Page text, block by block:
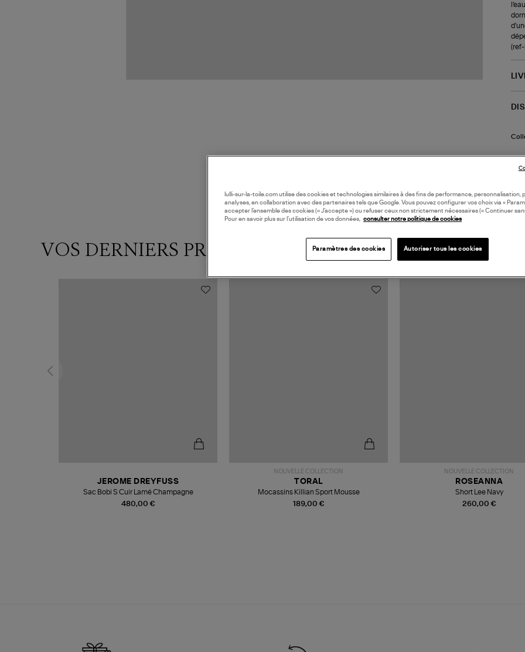
VOS DERNIERS PRODUITS VUS
480,00 €
JEROME DREYFUSS
Sac Bobi S Cuir Lamé Champagne
NOUVELLE COLLECTION
189,00 €
TORAL
Mocassins Killian Sport Mousse
NOUVELLE COLLECTION
260,00 €
ROSEANNA
Short Lee Navy
lulli-sur-la-toile.com utilise des cookies et technologies similaires à des fins de performance, personnalisation,
analyses, en collaboration avec des partenaires tels que Google. Vous pouvez configurer vos choix via «
accepter l’ensemble des cookies (« J’accepte ») ou refuser ceux non strictement nécessaires (« Continuer
Pour en savoir plus sur l’utilisation de vos données, consulter notre politique de cookies
Paramètres des cookies Autoriser tous les cookies